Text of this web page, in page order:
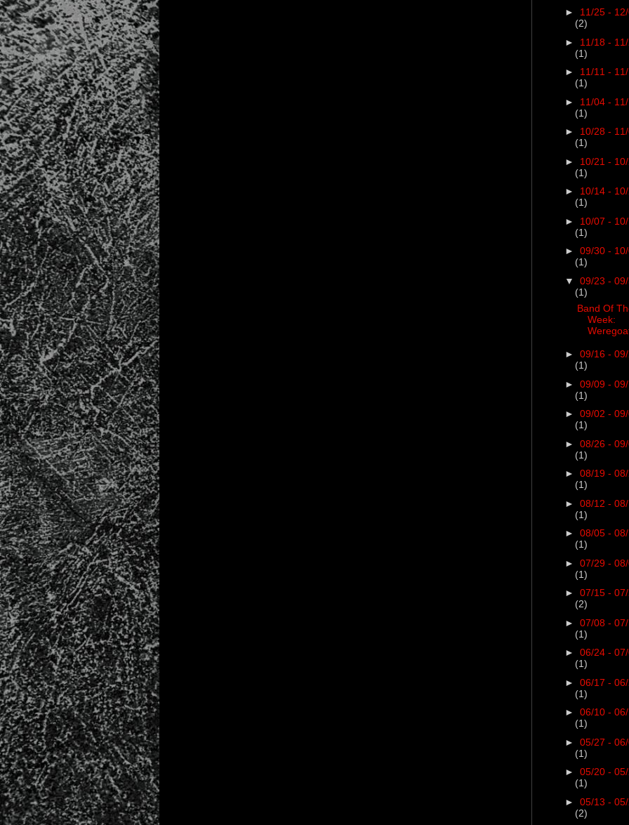
► 11/25 -
(2)
► 11/18 -
(1)
► 11/11 -
(1)
► 11/04 -
(1)
► 10/28 -
(1)
► 10/21 -
(1)
► 10/14 -
(1)
► 10/07 -
(1)
► 09/30 -
(1)
▼ 09/23 -
(1)
Band Of
Week:
► 09/16 -
(1)
► 09/09 -
(1)
► 09/02 -
(1)
► 08/26 -
(1)
► 08/19 -
(1)
► 08/12 -
(1)
► 08/05 -
(1)
► 07/29 -
(1)
► 07/15 -
(2)
► 07/08 -
(1)
► 06/24 -
(1)
► 06/17 -
(1)
► 06/10 -
(1)
► 05/27 -
(1)
► 05/20 -
(1)
► 05/13 -
(2)